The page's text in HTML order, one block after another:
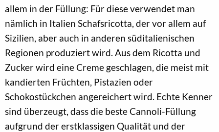
allem in der Füllung: Für diese verwendet man
nämlich in Italien Schafsricotta, der vor allem auf
Sizilien, aber auch in anderen süditalienischen
Regionen produziert wird. Aus dem Ricotta und
Zucker wird eine Creme geschlagen, die meist mit
kandierten Früchten, Pistazien oder
Schokostückchen angereichert wird. Echte Kenner
sind überzeugt, dass die beste Cannoli-Füllung
aufgrund der erstklassigen Qualität und der